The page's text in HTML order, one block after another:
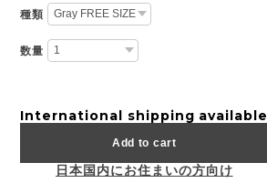
種類
数量
International shipping available
Add to cart
日本国内にお住まいの方向け